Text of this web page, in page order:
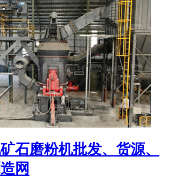
石磨粉机批发、货源、
网